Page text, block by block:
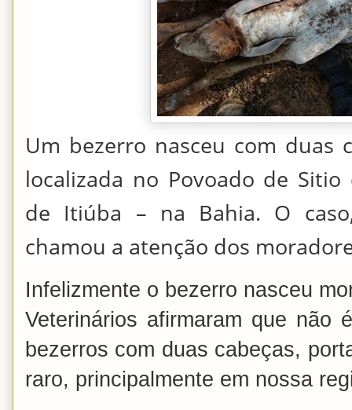
Um bezerro nasceu com duas
localizada no Povoado de
de Itiúba – na Bahia. O
chamou a atenção dos
Infelizmente o bezerro nasceu
Veterinários afirmaram que não
bezerros com duas cabeças,
raro, principalmente em nossa